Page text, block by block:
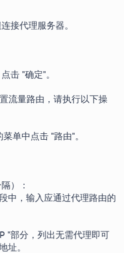
接代理服务器。
击 "确定"。
流量路由，请执行以下操
单中点击 "路由"。
）：
中，输入应通过代理路由的
"部分，列出无需代理即可
址。